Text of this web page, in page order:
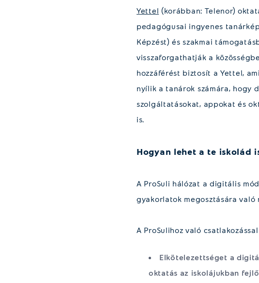
Yettel (korábban: Telenor)
pedagógusai ingyenes
Képzést) és szakmai
visszaforgathatják a
hozzáférést biztosít a Yettel,
nyílik a tanárok számára, hogy
szolgáltatásokat, appokat és
is.
Hogyan lehet a te iskolád
A ProSuli hálózat a digitális
gyakorlatok megosztására
A ProSulihoz való
Elkötelezettséget a
oktatás az iskolájukban